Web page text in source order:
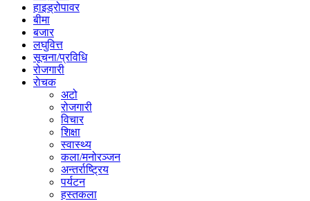
हाइड्रोपावर
बीमा
बजार
लघुवित्त
सूचना/प्रविधि
रोजगारी
राेचक
अटो
रोजगारी
विचार
शिक्षा
स्वास्थ्य
कला/मनोरञ्जन
अन्तर्राष्ट्रिय
पर्यटन
हस्तकला